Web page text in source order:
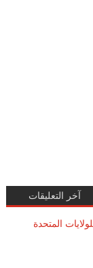
آخر التعليقات
المتحدة